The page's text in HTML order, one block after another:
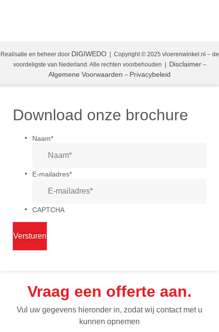
Realisatie en beheer door DIGIWEDO| Copyright © 2025 vloerenwinkel.nl – de
voordeligste van Nederland. Alle rechten voorbehouden
Disclaimer–
Algemene Voorwaarden – Privacybeleid
Download onze brochure
Naam*
E-mailadres*
CAPTCHA
Vraag een offerte aan
Vul uw gegevens hieronder in, zodat wij contact met u
kunnen opnemen